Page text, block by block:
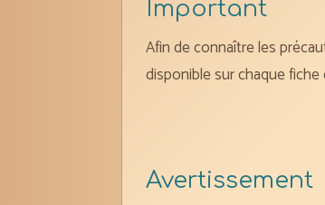
Important
Afin de connaître les
disponible sur chaque fiche
Avertissement